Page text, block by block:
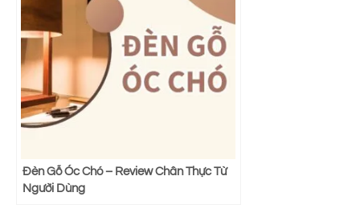
Đèn Gỗ Óc Chó – Review Chân Thực Từ
Người Dùng